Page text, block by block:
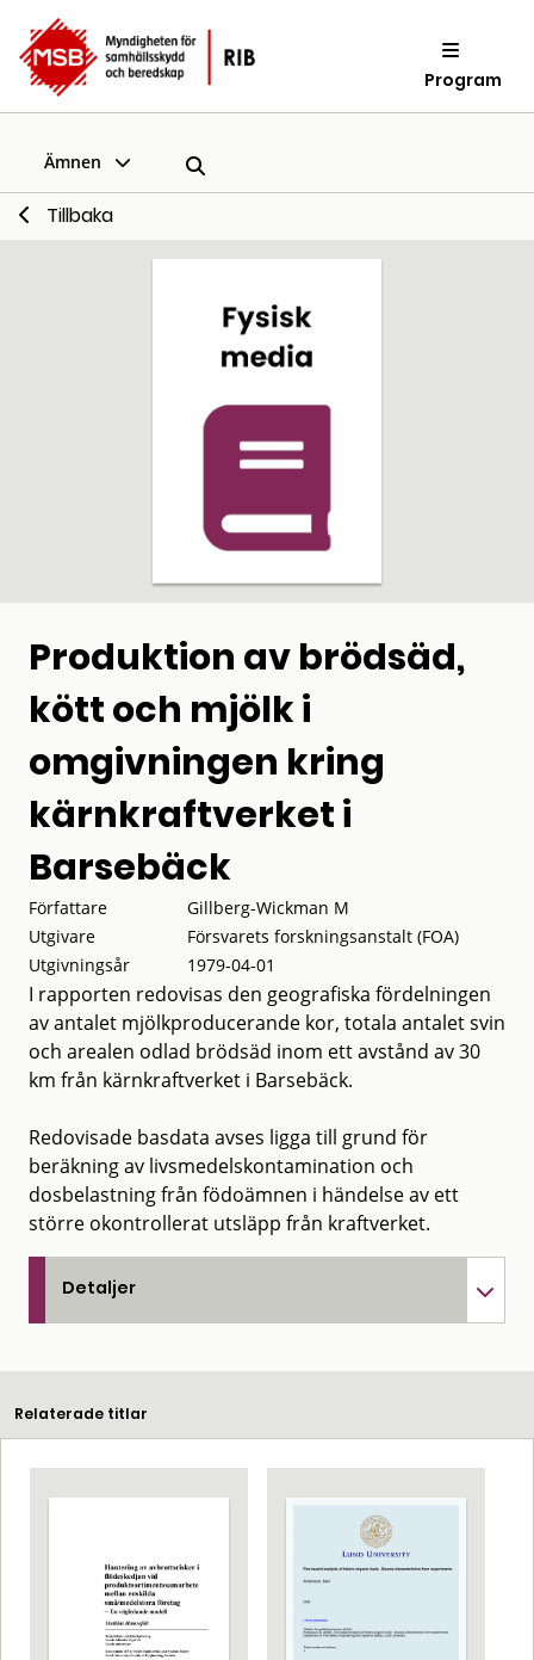
Program
Ämnen
Tillbaka
Produktion av brödsäd,
kött och mjölk i
omgivningen kring
kärnkraftverket i
Barsebäck
Författare
Gillberg-Wickman M
Utgivare
Försvarets forskningsanstalt (FOA)
Utgivningsår
1979-04-01
I rapporten redovisas den geografiska fördelningen
av antalet mjölkproducerande kor, totala antalet svin
och arealen odlad brödsäd inom ett avstånd av 30
km från kärnkraftverket i Barsebäck.
Redovisade basdata avses ligga till grund för
beräkning av livsmedelskontamination och
dosbelastning från födoämnen i händelse av ett
större okontrollerat utsläpp från kraftverket.
Detaljer
Relaterade titlar